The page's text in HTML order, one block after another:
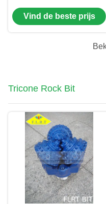
FSA517G Tricone
Tandbeetje/Staal met
Vind de beste prijs
Tricone Rock Bit